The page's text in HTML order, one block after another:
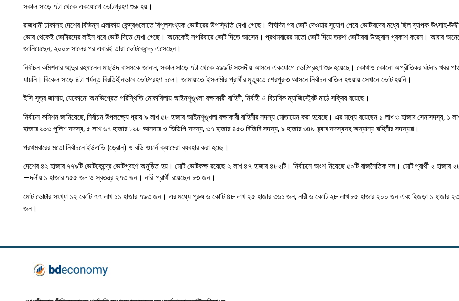
সকাল সাড়ে ৭টা থেকে একযোগে ভোটগ্রহণ শুরু হয়।
রাজধানী ঢাকাসহ দেশের বিভিন্ন এলাকায় কেন্দ্রগুলোতে বিপুলসংখ্যক ভোটারের উপস্থিতি দেখা গেছে। দীর্ঘদিন পর ভোট দেওয়ার সুযোগ পেয়ে ভোটারদের মধ্যে ছিল ব্যাপক উৎসাহ-
ভোর থেকেই ভোটারদের লাইন ধরে ভোট দিতে দেখা গেছে। অনেকেই সপরিবারে ভোট দিতে আসেন। প্রথমবারের মতো ভোট দিয়ে তরুণ ভোটাররা উচ্ছ্বাস প্রকাশ করেন। আবার
জানিয়েছেন, ২০০৮ সালের পর এবারই তারা ভোটকেন্দ্রে এসেছেন।
নির্বাচন কমিশনার আব্দুর রহমানেল মাছউদ বাসসকে জানান, সকাল সাড়ে ৭টা থেকে ২৯৯টি সংসদীয় আসনে একযোগে ভোটগ্রহণ শুরু হয়েছে। কোথাও কোনো অপ্রীতিকর ঘটনার খবর
যায়নি। বিকেল সাড়ে ৪টা পর্যন্ত বিরতিহীনভাবে ভোটগ্রহণ চলে। জামায়াতে ইসলামীর প্রার্থীর মৃত্যুতে শেরপুর-৩ আসনে নির্বাচন বাতিল হওয়ায় সেখানে ভোট হয়নি।
ইসি সূত্র জানায়, যেকোনো অনভিপ্রেত পরিস্থিতি মোকাবিলায় আইনশৃঙ্খলা রক্ষাকারী বাহিনী, নির্বাহী ও বিচারিক ম্যাজিস্ট্রেট মাঠে সক্রিয় রয়েছে।
নির্বাচন কমিশন জানিয়েছে, নির্বাচন উপলক্ষ্যে প্রায় ৯ লাখ ৫৮ হাজার আইনশৃঙ্খলা রক্ষাকারী বাহিনীর সদস্য মোতায়েন করা হয়েছে। এর মধ্যে রয়েছেন ১ লাখ ৩ হাজার সেনাসদস্য, ১
হাজার ৬০৩ পুলিশ সদস্য, ৫ লাখ ৬৭ হাজার ৮৬৮ আনসার ও ভিডিপি সদস্য, ৩৭ হাজার ৪৫৩ বিজিবি সদস্য, ৯ হাজার ৩৪৯ র‌্যাব সদস্যসহ অন্যান্য বাহিনীর সদস্যরা।
প্রথমবারের মতো নির্বাচনে ইউএভি (ড্রোন) ও বডি ওয়ার্ন ক্যামেরা ব্যবহার করা হচ্ছে।
দেশের ৪২ হাজার ৭৭৯টি ভোটকেন্দ্রে ভোটগ্রহণ অনুষ্ঠিত হয়। মোট ভোটকক্ষ রয়েছে ২ লাখ ৪৭ হাজার ৪৮২টি। নির্বাচনে অংশ নিয়েছে ৫০টি রাজনৈতিক দল। মোট প্রার্থী ২ হাজার
—দলীয় ১ হাজার ৭৫৫ জন ও স্বতন্ত্র ২৭৩ জন। নারী প্রার্থী রয়েছেন ৮৩ জন।
মোট ভোটার সংখ্যা ১২ কোটি ৭৭ লাখ ১১ হাজার ৭৯৩ জন। এর মধ্যে পুরুষ ৬ কোটি ৪৮ লাখ ২৫ হাজার ৩৬১ জন, নারী ৬ কোটি ২৮ লাখ ৮৫ হাজার ২০০ জন এবং হিজড়া ১ হাজার
জন।